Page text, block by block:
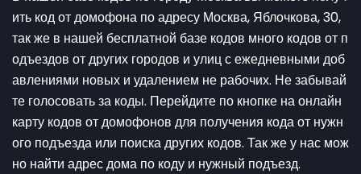
ить код от домофона по адресу Москва, Яблочкова, 30,
так же в нашей бесплатной базе кодов много кодов от п
одъездов от других городов и улиц с ежедневными доб
авлениями новых и удалением не рабочих. Не забывай
те голосовать за коды. Перейдите по кнопке на онлайн
карту кодов от домофонов для получения кода от нужн
ого подъезда или поиска других кодов. Так же у нас мож
но найти адрес дома по коду и нужный подъезд.